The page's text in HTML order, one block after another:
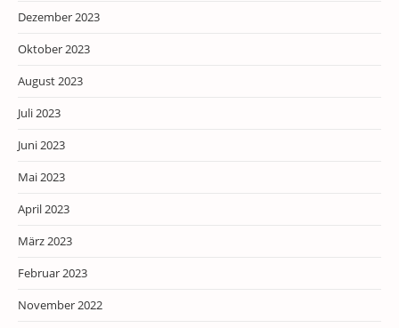
Dezember 2023
Oktober 2023
August 2023
Juli 2023
Juni 2023
Mai 2023
April 2023
März 2023
Februar 2023
November 2022